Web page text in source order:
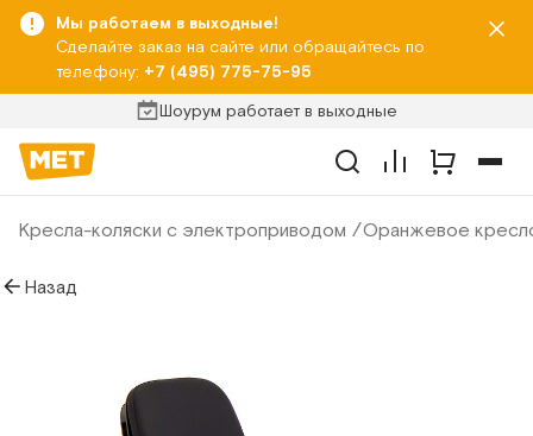
Мы работаем в выходные!
Сделайте заказ на сайте или обращайтесь по
телефону: +7 (495) 775-75-95
Шоурум работает в выходные
Кресла-коляски с электроприводом Оранжевое
Назад